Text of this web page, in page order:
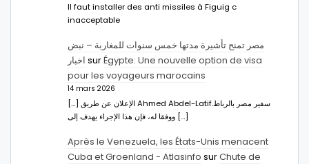
Il faut installer des anti missiles à Figuig c
inacceptable
مصر تمنح تأشيرة مدتها خمس سنوات للمغاربة – نبض
اخبار surÉgypte: Une nouvelle option de visa
pour les voyageurs marocains
14 mars 2026
[…] الإعلان عن طريق Ahmed Abdel-Latifسفير مصر بالرباط.
ووفقا له، فإن هذا الإجراء يهدف إلى […]
Après le Venezuela, les États-Unis menacent
Cuba et Groenland - Atlasinfo surChute de